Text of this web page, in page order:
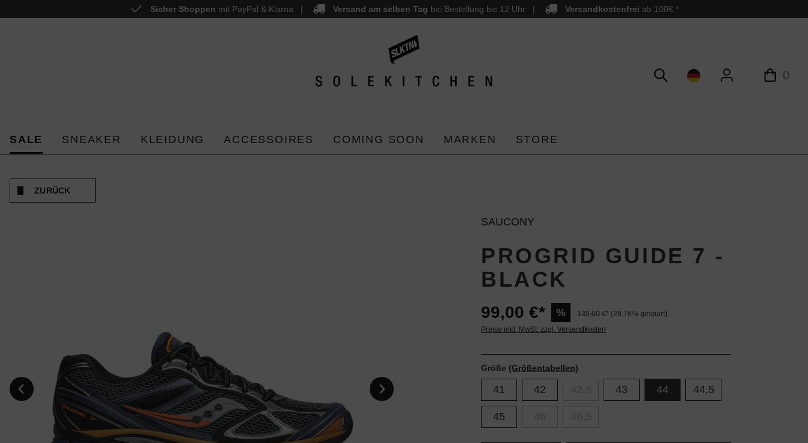
Zur Hauptnavigation springen
Sicher Shoppen mit PayPal & Klarna Versand am selben Tag bei Bestellung bis 12 Uhr Versandkostenfrei ab 100€ *
0
SALE SNEAKER KLEIDUNG ACCESSOIRES COMING SOON MARKEN STORE
ZURÜCK
SAUCONY
PROGRID GUIDE 7 -
BLACK
99,00 €* % 139,00 €* (28.78% gespart)
Preise inkl. MwSt. zzgl. Versandkosten
Größe (Größentabellen)
41 42 43 44 44,5
45